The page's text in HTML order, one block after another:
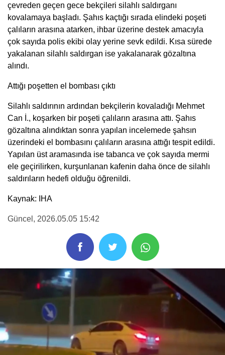
çevreden geçen gece bekçileri silahlı saldırganı
kovalamaya başladı. Şahıs kaçtığı sırada elindeki poşeti
çalıların arasına atarken, ihbar üzerine destek amacıyla
çok sayıda polis ekibi olay yerine sevk edildi. Kısa sürede
yakalanan silahlı saldırgan ise yakalanarak gözaltına
alındı.
Attığı poşetten el bombası çıktı
Silahlı saldırının ardından bekçilerin kovaladığı Mehmet
Can İ., koşarken bir poşeti çalıların arasına attı. Şahıs
gözaltına alındıktan sonra yapılan incelemede şahsın
üzerindeki el bombasını çalıların arasına attığı tespit edildi.
Yapılan üst aramasında ise tabanca ve çok sayıda mermi
ele geçirilirken, kurşunlanan kafenin daha önce de silahlı
saldırıların hedefi olduğu öğrenildi.
Kaynak: IHA
Güncel , 2026.05.05 15:42